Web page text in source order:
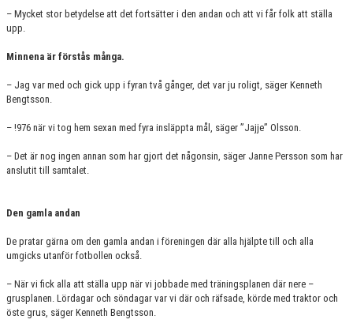
– Mycket stor betydelse att det fortsätter i den andan och att vi får folk att ställa
upp.
Minnena är förstås många.
– Jag var med och gick upp i fyran två gånger, det var ju roligt, säger Kenneth
Bengtsson.
– !976 när vi tog hem sexan med fyra insläppta mål, säger ”Jajje” Olsson.
– Det är nog ingen annan som har gjort det någonsin, säger Janne Persson som har
anslutit till samtalet.
Den gamla andan
De pratar gärna om den gamla andan i föreningen där alla hjälpte till och alla
umgicks utanför fotbollen också.
– När vi fick alla att ställa upp när vi jobbade med träningsplanen där nere –
grusplanen. Lördagar och söndagar var vi där och räfsade, körde med traktor och
öste grus, säger Kenneth Bengtsson.